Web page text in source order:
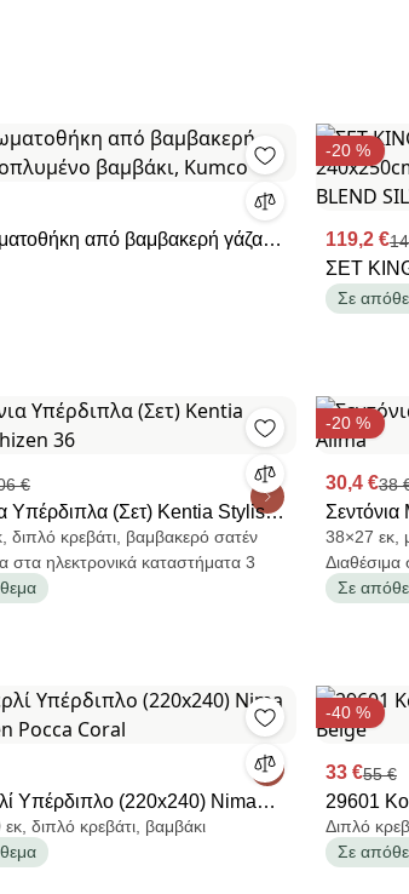
από βαμβακερή γάζα
βαμβάκι, Kumco
-20 %
119,2 €
ΣΕΤ
Σε
€
Υπέρδιπλα (Σετ) Kentia Stylish
διπλό κρεβάτι, βαμβακερό σατέν
στα ηλεκτρονικά καταστήματα 3
-20 %
30,4 €38
38×27 εκ,
Διαθέσιμα
Σε
Υπέρδιπλο (220x240) Nima
Pocca Coral
διπλό κρεβάτι, βαμβάκι
-40 %
33 €55 €
29601
Beige
Διπλό
Σε